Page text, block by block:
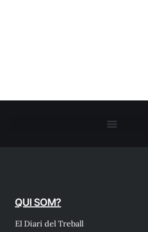
QUI SOM?
El Diari del Treball